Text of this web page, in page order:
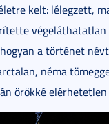
kelt: lélegzett,
a történet
néma
örökké